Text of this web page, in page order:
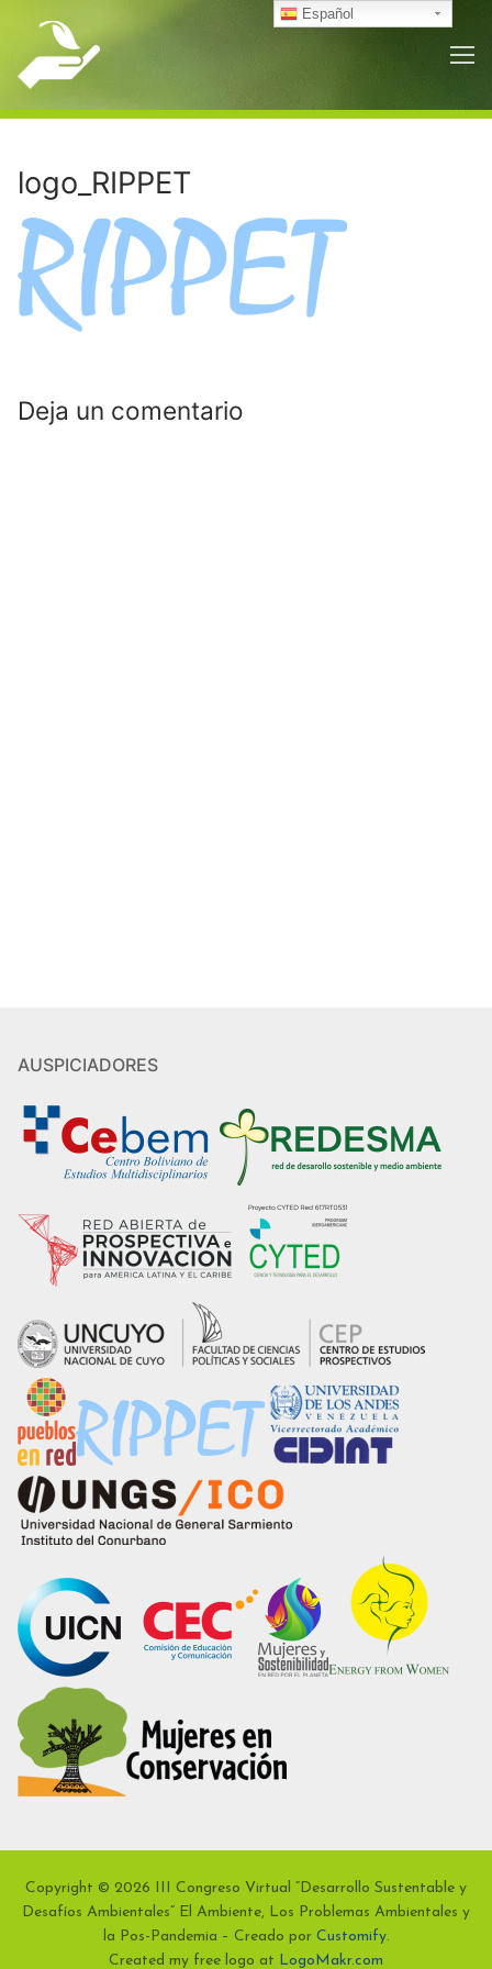
contenido
logo_RIPPET
Deja un comentario
AUSPICIADORES
Copyright © 2026 III Congreso Virtual “Desarrollo Sustentable y
Desafíos Ambientales” El Ambiente, Los Problemas Ambientales y
la Pos-Pandemia – Creado por Customify.
Created my free logo at LogoMakr.com
Español